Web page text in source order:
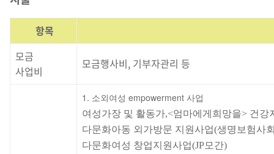
항목
모금
사업비
모금행사비, 기부자관리 등
1. 소외여성 empowerment 사업
여성가장 및 활동가,<엄마에게희망을> 건강
다문화아동 외가방문 지원사업(생명보험사
다문화여성 창업지원사업(JP모간)